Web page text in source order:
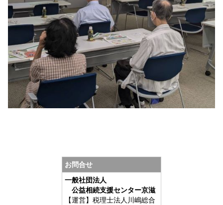
お問合せ
一般社団法人
公益相続支援センター京滋
【運営】税理士法人川嶋総合